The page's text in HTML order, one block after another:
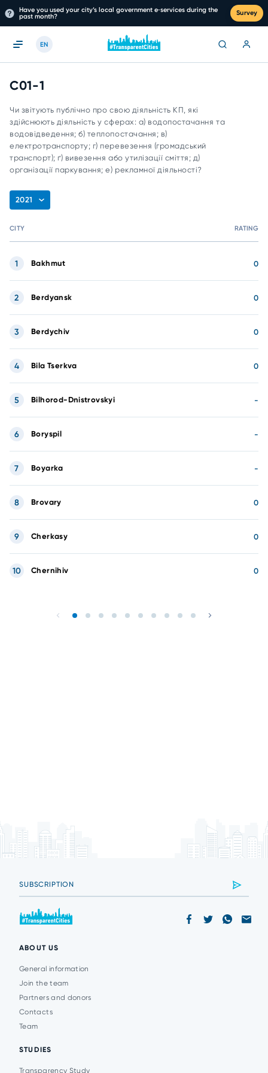
Have you used your city’s local government e‑services during the
past month?
Survey
EN
C01-1
Чи звітують публічно про свою діяльність КП, які
здійснюють діяльність у сферах: а) водопостачання та
водовідведення; б) теплопостачання; в)
електротранспорту; г) перевезення (громадський
транспорт); ґ) вивезення або утилізації сміття; д)
організації паркування; е) рекламної діяльності?
2021
CITY RATING
Bakhmut 0
1
Berdyansk 0
2
Berdychiv 0
3
Bila Tserkva 0
4
Bilhorod-Dnistrovskyi -
5
Boryspil -
6
Boyarka -
7
Brovary 0
8
Cherkasy 0
9
Chernihiv 0
10
ABOUT US
General information
Join the team
Partners and donors
Contacts
Team
STUDIES
Transparency Study